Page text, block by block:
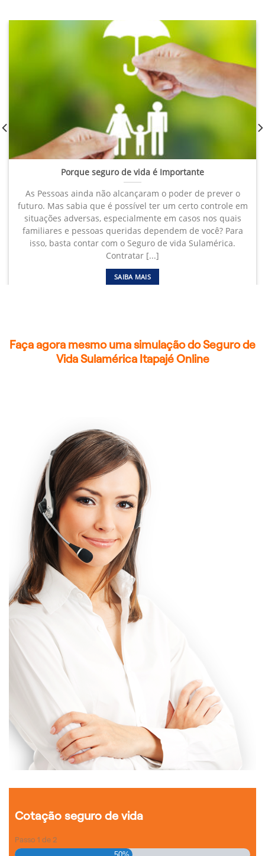
Porque seguro de vida é Importante
As Pessoas ainda não alcançaram o poder de prever o
futuro. Mas sabia que é possível ter um certo controle em
situações adversas, especialmente em casos nos quais
familiares e pessoas queridas dependem de você? Para
isso, basta contar com o Seguro de vida Sulamérica.
Contratar [...]
SAIBA MAIS
Faça agora mesmo uma simulação do Seguro de
Vida Sulamérica Itapajé Online
Cotação seguro de vida
Passo 1 de 2